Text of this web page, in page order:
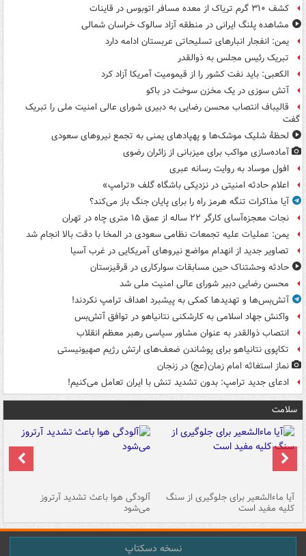
کشف ۳۱۰ گرم تریاک از معده مسافر اتوبوس در قاینات
مشاهده پلنگ ایرانی در منطقه آزاد سالوک خراسان شمالی
یمن: انفجار انبارهای تسلیحاتی عربستان ادامه دارد
تبریک رئیس مجلس به ذوالقدر
الکعبی: باید نفت کشور را از قیمومیت آمریکا آزاد کرد
آتش سوزی در یک مخزن سوخت در باکو
قالیباف انتصاب محسن رضایی به دبیری شورای عالی امنیت ملی را تبریک
گفت
لحظۀ شلیک موشک‌ها و پهپادهای یمنی به تجمع نیروهای سعودی
آماده‌سازی مواکب برای میزبانی از زائران رضوی
افول موساد به روایت رسانه عبری
اعلام حادثه امنیتی در نزدیکی باشگاه گلف «ترامپ»
آیا مذاکرات تنگه هرمز راه را برای پایان جنگ باز می‌کند؟
نجات معجزه‌آسای کارگر ۲۲ ساله از عمق ۱۵ متری چاه در تهران
یمن: عملیات علیه تجمعات نظامی سعودی در المخا با دقت بالا انجام شد
تصاویر جدید از انهدام مواضع نیروهای آمریکایی در غرب آسیا
حادثه وحشتناک حین مسابقات سوارکاری در قرقیزستان
محسن رضایی دبیر شورای عالی امنیت ملی شد
آتش‌بس‌ها و تهدیدها کمکی به پیشبرد اهداف ترامپ نکردند!
واکنش جهاد اسلامی به کارشکنی نتانیاهو در توافق آتش‌بس
انتصاب ذوالقدر به عنوان مشاور سیاسی رهبر معظم انقلاب
تکاپوی نتانیاهو برای پوشاندن ضعف‌های ارتش رژیم صهیونیستی
نماز استغاثه امام زمان(عج) در زنجان
ادعای جدید ترامپ: بدون تشدید تنش با ایران تعامل می‌کنیم!
سلامت
آیا ماءالشعیر برای جلوگیری از سنگ
کلیه مفید است
آلودگی هوا باعث تشدید آرتروز
می‌شود
نسخه دسکتاپ